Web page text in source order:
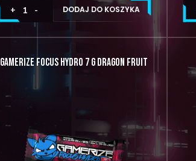
DODAJ DO KOSZYKA
GAMERIZE FOCUS HYDRO 7 G DRAGON FRUIT